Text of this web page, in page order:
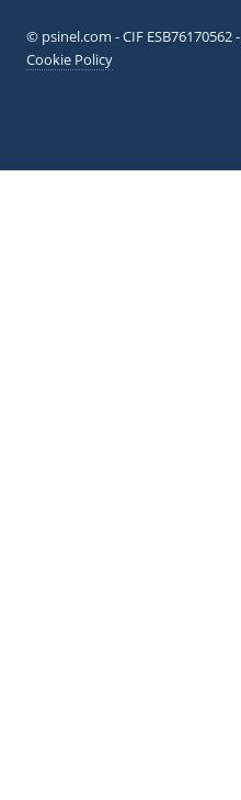
© psinel.com - CIF ESB76170562 -
Cookie Policy